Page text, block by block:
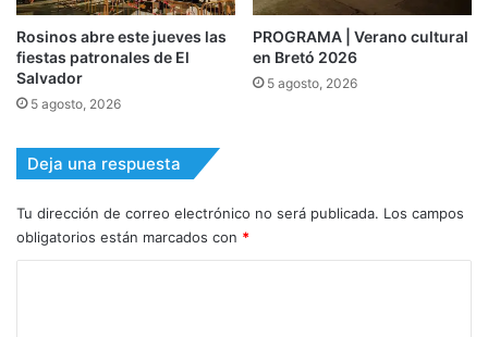
Rosinos abre este jueves las
fiestas patronales de El
Salvador
5 agosto, 2026
PROGRAMA | Verano cultural
en Bretó 2026
5 agosto, 2026
Deja una respuesta
Tu dirección de correo electrónico no será publicada. Los campos
obligatorios están marcados con *